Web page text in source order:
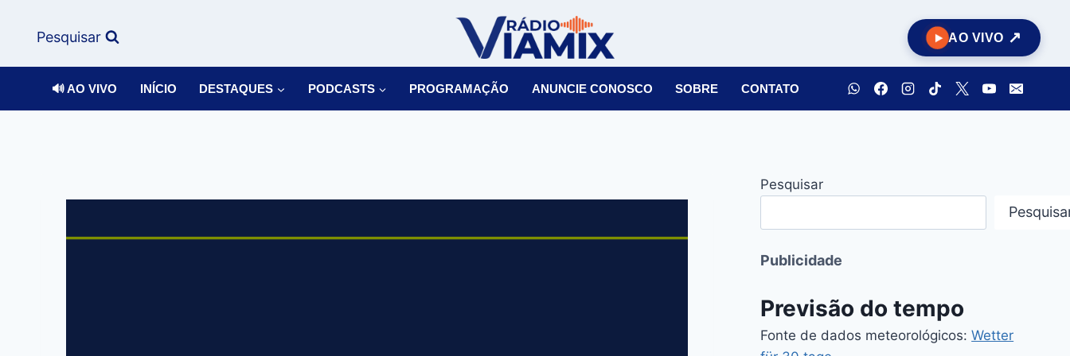
Pesquisar AO VIVO
🔊 AO VIVO INÍCIO DESTAQUES PODCASTS PROGRAMAÇÃO ANUNCIE CONOSCO SOBRE CONTATO
Pesquisar
Publicidade
Previsão do tempo
Fonte de dados meteorológicos:Wetter